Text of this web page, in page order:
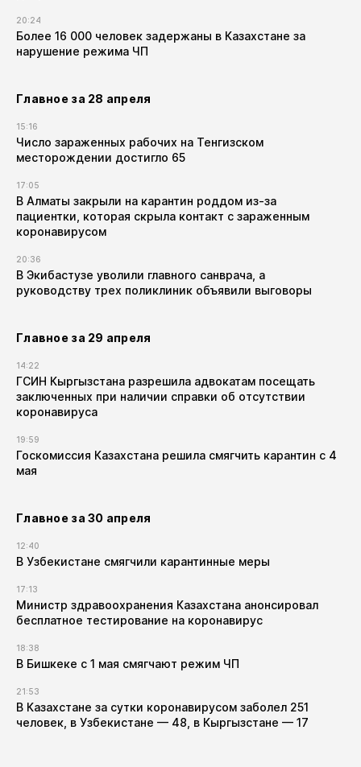
20:24
Более 16 000 человек задержаны в Казахстане за
нарушение режима ЧП
Главное за 28 апреля
15:16
Число зараженных рабочих на Тенгизском
месторождении достигло 65
17:05
В Алматы закрыли на карантин роддом из-за
пациентки, которая скрыла контакт с зараженным
коронавирусом
20:36
В Экибастузе уволили главного санврача, а
руководству трех поликлиник объявили выговоры
Главное за 29 апреля
14:22
ГСИН Кыргызстана разрешила адвокатам посещать
заключенных при наличии справки об отсутствии
коронавируса
19:59
Госкомиссия Казахстана решила смягчить карантин с 4
мая
Главное за 30 апреля
12:40
В Узбекистане смягчили карантинные меры
17:13
Министр здравоохранения Казахстана анонсировал
бесплатное тестирование на коронавирус
18:38
В Бишкеке с 1 мая смягчают режим ЧП
21:53
В Казахстане за сутки коронавирусом заболел 251
человек, в Узбекистане — 48, в Кыргызстане — 17